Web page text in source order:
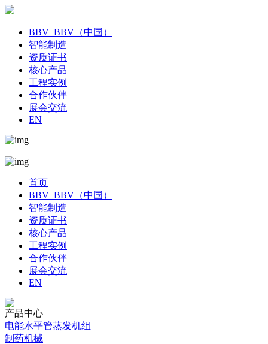
BBV_BBV（中国）
智能制造
资质证书
核心产品
工程实例
合作伙伴
展会交流
EN
首页
BBV_BBV（中国）
智能制造
资质证书
核心产品
工程实例
合作伙伴
展会交流
EN
产品中心
电能水平管蒸发机组
制药机械